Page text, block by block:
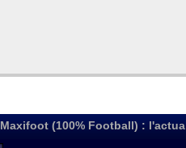
Maxifoot (100% Football) :